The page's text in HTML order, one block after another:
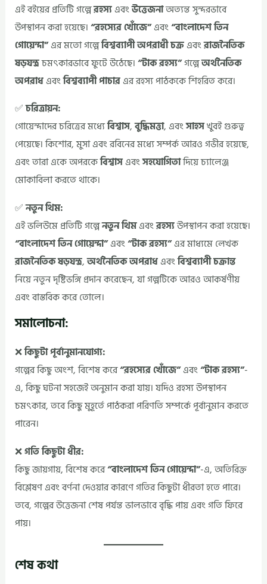
এই বইয়ের প্রতিটি গল্পেরহস্যএবংউত্তেজনাঅত্যন্ত সুন্দরভাবে
উপস্থাপন করা হয়েছে।“রহস্যের খোঁজে”এবং“বাংলাদেশ তিন
গোয়েন্দা”এর মতো গল্পেবিশ্বব্যাপী অপরাধী চক্রএবংরাজনৈতিক
ষড়যন্ত্রচমৎকারভাবে ফুটে উঠেছে।“টাক রহস্য”গল্পেঅর্থনৈতিক
অপরাধএবংবিশ্বব্যাপী পাচারএর রহস্য পাঠককে শিহরিত করে।
✅চরিত্রায়ন:
গোয়েন্দাদের চরিত্রের মধ্যেবিশ্বাস,বুদ্ধিমত্তা, এবংসাহসখুবই গুরুত্ব
পেয়েছে। কিশোর, মুসা এবং রবিনের মধ্যে সম্পর্ক আরও গভীর হয়েছে,
এবং তারা একে অপরকেবিশ্বাসএবংসহযোগিতাদিয়ে চ্যালেঞ্জ
মোকাবিলা করতে থাকে।
✅নতুন থিম:
এই ভলিউমে প্রতিটি গল্পেনতুন থিমএবংরহস্যউপস্থাপন করা হয়েছে।
“বাংলাদেশ তিন গোয়েন্দা”এবং“টাক রহস্য”এর মাধ্যমে লেখক
রাজনৈতিক ষড়যন্ত্র,অর্থনৈতিক অপরাধএবংবিশ্বব্যাপী চক্রান্ত
নিয়ে নতুন দৃষ্টিভঙ্গি প্রদান করেছেন, যা গল্পটিকে আরও আকর্ষণীয়
এবং বাস্তবিক করে তোলে।
সমালোচনা:
❌কিছুটা পূর্বানুমানযোগ্য:
গল্পের কিছু অংশ, বিশেষ করে“রহস্যের খোঁজে”এবং“টাক রহস্য”-
এ, কিছু ঘটনা সহজেই অনুমান করা যায়। যদিও রহস্য উপস্থাপন
চমৎকার, তবে কিছু মুহূর্তে পাঠকরা পরিণতি সম্পর্কে পূর্বানুমান করতে
পারেন।
❌গতি কিছুটা ধীর:
কিছু জায়গায়, বিশেষ করে“বাংলাদেশ তিন গোয়েন্দা”-এ, অতিরিক্ত
বিশ্লেষণ এবং বর্ণনা দেওয়ার কারণে গতির কিছুটা ধীরতা হতে পারে।
তবে, গল্পের উত্তেজনা শেষ পর্যন্ত ভালভাবে বৃদ্ধি পায় এবং গতি ফিরে
পায়।
শেষ কথা